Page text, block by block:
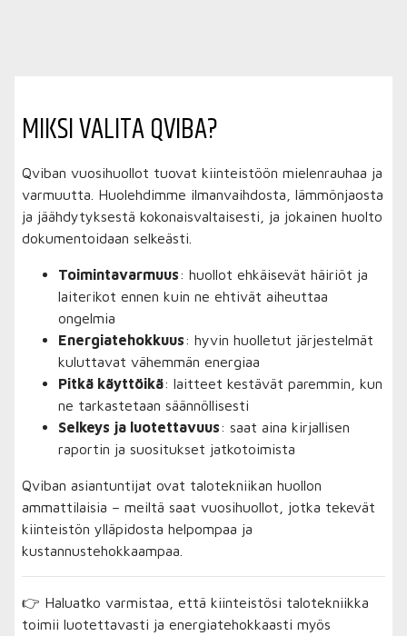
MIKSI VALITA QVIBA?
Qviban vuosihuollot tuovat kiinteistöön mielenrauhaa ja
varmuutta. Huolehdimme ilmanvaihdosta, lämmönjaosta
ja jäähdytyksestä kokonaisvaltaisesti, ja jokainen huolto
dokumentoidaan selkeästi.
Toimintavarmuus: huollot ehkäisevät häiriöt ja
laiterikot ennen kuin ne ehtivät aiheuttaa
ongelmia
Energiatehokkuus: hyvin huolletut järjestelmät
kuluttavat vähemmän energiaa
Pitkä käyttöikä: laitteet kestävät paremmin, kun
ne tarkastetaan säännöllisesti
Selkeys ja luotettavuus: saat aina kirjallisen
raportin ja suositukset jatkotoimista
Qviban asiantuntijat ovat talotekniikan huollon
ammattilaisia – meiltä saat vuosihuollot, jotka tekevät
kiinteistön ylläpidosta helpompaa ja
kustannustehokkaampaa.
👉 Haluatko varmistaa, että kiinteistösi talotekniikka
toimii luotettavasti ja energiatehokkaasti myös